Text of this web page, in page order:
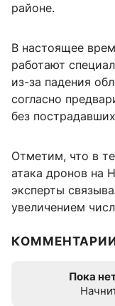
районе.
В настоящее
работают
из-за падения
согласно
без
Отметим, что в
атака дронов на
эксперты
увеличением
Пока